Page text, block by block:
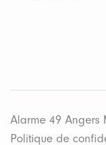
Alarme 49 Angers
Politique de